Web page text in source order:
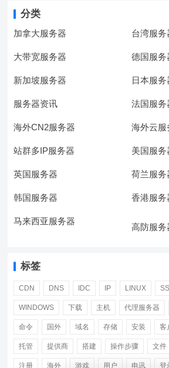
分类
加拿大服务器 台湾服务
大带宽服务器 德国服务
新加坡服务器 日本服务
服务器资讯 法国服务
海外CN2服务器 海外云服
站群多IP服务器 美国服务
英国服务器 荷兰服务
韩国服务器 香港服务
马来西亚服务器
高防服务
标签
CDN DNS IDC IP LINUX
WINDOWS 下载 主机 代理服务器
命令 国外 域名 存储 安装 客
托管 提供商 搭建 操作步骤 文件
注册 海外 游戏 用户 电讯 登